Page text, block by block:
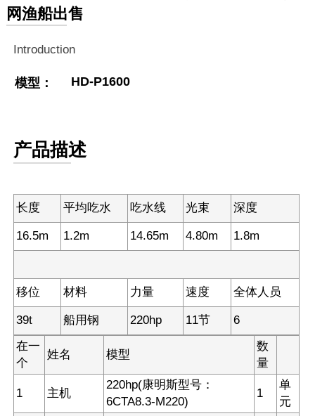
网渔船出售
Introduction
模型： HD-P1600
产品描述
长度 平均吃水 吃水线 光束 深度
16.5m 1.2m 14.65m 4.80m 1.8m
移位 材料 力量 速度 全体人员
39t 船用钢 220hp 11节
6
在一
个
姓名 模型
数
量
1 主机
220hp(康明斯型号：
6CTA8.3-M220)
1
单
元